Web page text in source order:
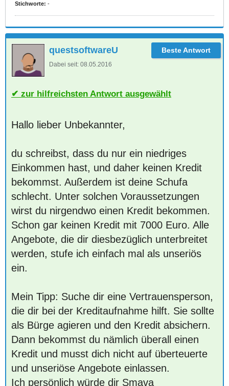
Stichworte: -
questsoftwareU
Dabei seit: 08.05.2016
zur hilfreichsten Antwort ausgewählt
Hallo lieber Unbekannter,
du schreibst, dass du nur ein niedriges
Einkommen hast, und daher keinen Kredit
bekommst. Außerdem ist deine Schufa
schlecht. Unter solchen Voraussetzungen
wirst du nirgendwo einen Kredit bekommen.
Schon gar keinen Kredit mit 7000 Euro. Alle
Angebote, die dir diesbezüglich unterbreitet
werden, stufe ich einfach mal als unseriös
ein.
Mein Tipp: Suche dir eine Vertrauensperson,
die dir bei der Kreditaufnahme hilft. Sie sollte
als Bürge agieren und den Kredit absichern.
Dann bekommst du nämlich überall einen
Kredit und musst dich nicht auf überteuerte
und unseriöse Angebote einlassen.
Ich persönlich würde dir Smava